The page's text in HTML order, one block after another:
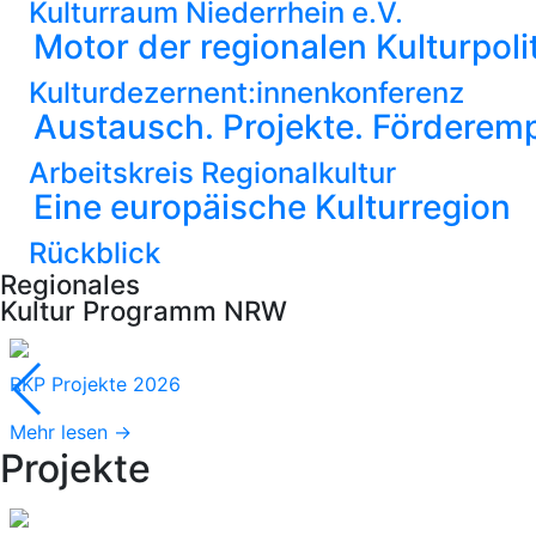
Kulturraum Niederrhein e.V.
Motor der regionalen
Kulturdezernent:innenkonferenz
Austausch. Projekte.
Arbeitskreis Regionalkultur
Eine europäische Kulturregion
Rückblick
Regionales
Kultur Programm NRW
RKP Projekte 2026
Mehr lesen →
Projekte